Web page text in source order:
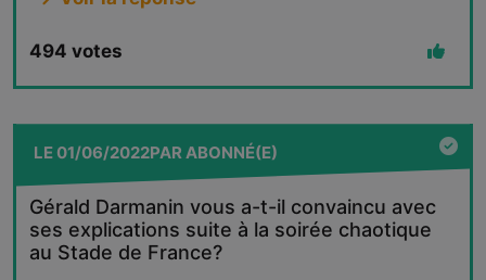
494 votes
LE01/06/2022PARABONNÉ(E)
Gérald Darmanin vous a-t-il convaincu avec
ses explications suite à la soirée chaotique
au Stade de France?